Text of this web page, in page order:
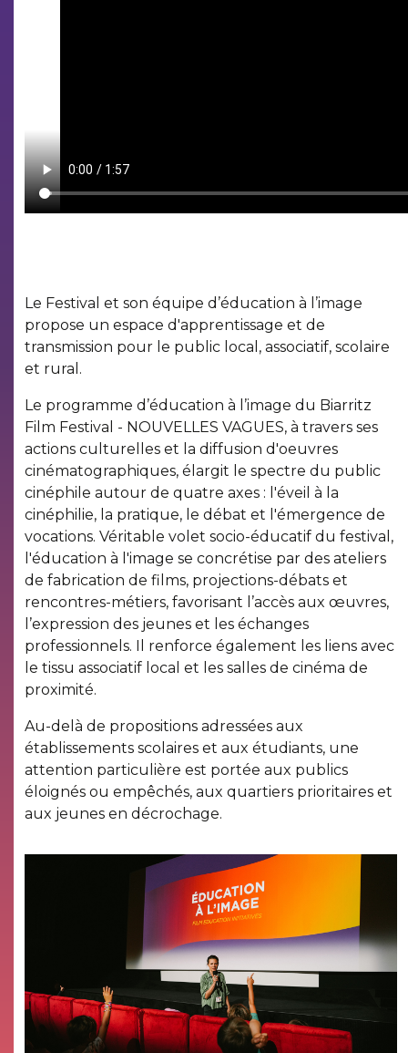
Le Festival et son équipe d’éducation à l’image
propose un espace d'apprentissage et de
transmission pour le public local, associatif, scolaire
et rural.
Le programme d’éducation à l’image du Biarritz
Film Festival - NOUVELLES VAGUES, à travers ses
actions culturelles et la diffusion d'oeuvres
cinématographiques, élargit le spectre du public
cinéphile autour de quatre axes : l'éveil à la
cinéphilie, la pratique, le débat et l'émergence de
vocations. Véritable volet socio-éducatif du festival,
l'éducation à l'image se concrétise par des ateliers
de fabrication de films, projections-débats et
rencontres-métiers, favorisant l’accès aux œuvres,
l’expression des jeunes et les échanges
professionnels. Il renforce également les liens avec
le tissu associatif local et les salles de cinéma de
proximité.
Au-delà de propositions adressées aux
établissements scolaires et aux étudiants, une
attention particulière est portée aux publics
éloignés ou empêchés, aux quartiers prioritaires et
aux jeunes en décrochage.